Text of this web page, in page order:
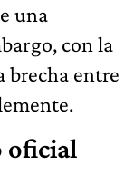
una
con la
brecha entre
oficial